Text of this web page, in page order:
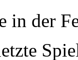
in der